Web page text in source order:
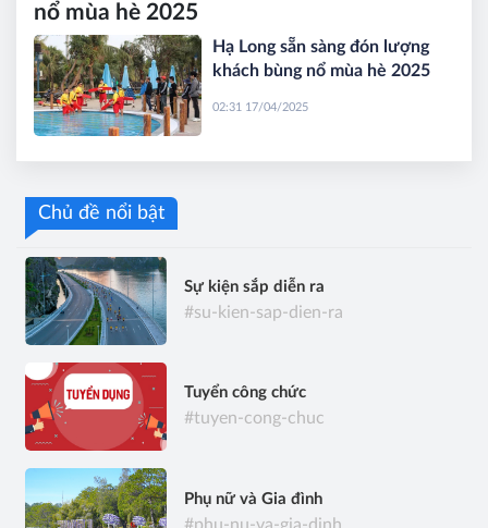
nổ mùa hè 2025
Hạ Long sẵn sàng đón lượng
khách bùng nổ mùa hè 2025
02:31 17/04/2025
Chủ đề nổi bật
Sự kiện sắp diễn ra
#su-kien-sap-dien-ra
Tuyển công chức
#tuyen-cong-chuc
Phụ nữ và Gia đình
#phu-nu-va-gia-dinh